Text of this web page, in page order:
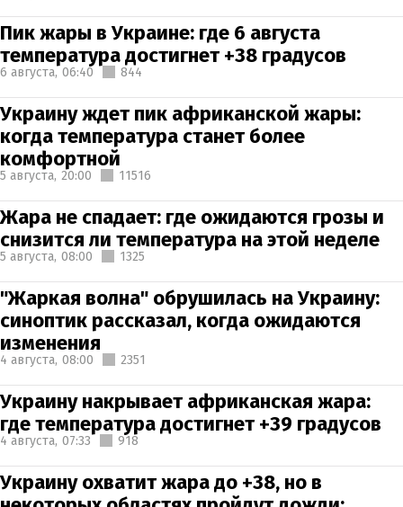
Пик жары в Украине: где 6 августа
температура достигнет +38 градусов
6 августа, 06:40 844
Украину ждет пик африканской жары:
когда температура станет более
комфортной
5 августа, 20:00 11516
Жара не спадает: где ожидаются грозы и
снизится ли температура на этой неделе
5 августа, 08:00 1325
"Жаркая волна" обрушилась на Украину:
синоптик рассказал, когда ожидаются
изменения
4 августа, 08:00 2351
Украину накрывает африканская жара:
где температура достигнет +39 градусов
4 августа, 07:33 918
Украину охватит жара до +38, но в